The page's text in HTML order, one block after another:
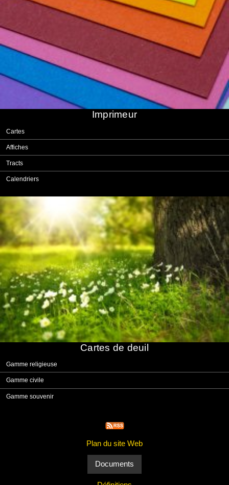
Imprimeur
Cartes
Affiches
Tracts
Calendriers
Cartes de deuil
Gamme religieuse
Gamme civile
Gamme souvenir
Plan du site Web
Documents